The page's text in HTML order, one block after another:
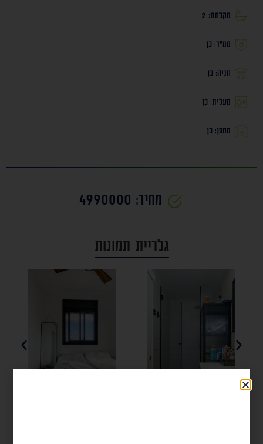
מקלחת: 2
ממ״ד: כן
חניה: כן
מעלית: כן
מחסן: כן
מחיר: 4990000
גלריית תמונות